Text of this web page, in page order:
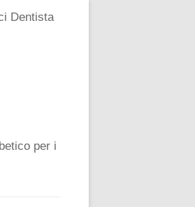
Dentista
per i